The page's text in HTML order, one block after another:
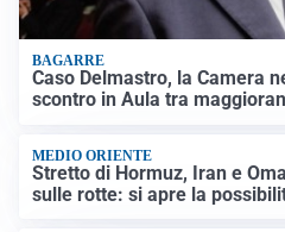
BAGARRE
Caso Delmastro, la Camera
scontro in Aula tra
MEDIO ORIENTE
Stretto di Hormuz, Iran e
sulle rotte: si apre la